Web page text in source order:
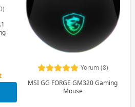
Yorum (8)
MSI GG FORGE GM320 Gaming
Mouse